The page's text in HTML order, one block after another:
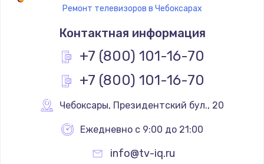
900 руб.
Заказать
900 руб.
Заказать
Не работает
Ремонт телевизоров в Чебоксарах
Контактная информация
+7 (800) 101-16-70
+7 (800) 101-16-70
Чебоксары, Президентский бул., 20
Ежедневно с 9:00 до 21:00
info@tv-iq.ru